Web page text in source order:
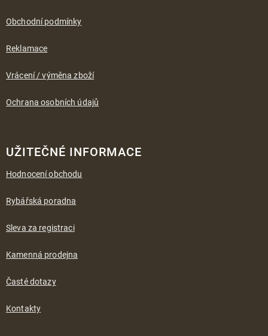
Obchodní podmínky
Reklamace
Vrácení / výměna zboží
Ochrana osobních údajů
UŽITEČNÉ INFORMACE
Hodnocení obchodu
Rybářská poradna
Sleva za registraci
Kamenná prodejna
Časté dotazy
Kontakty